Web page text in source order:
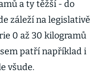
a ty těžší - do
záleží na legislativě
0 až 30 kilogramů
sem patří například i
všude.